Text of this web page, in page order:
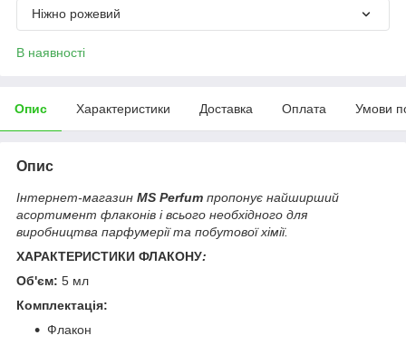
Ніжно рожевий
В наявності
Опис Характеристики Доставка Оплата Умови
Опис
Інтернет-магазин MS Perfum пропонує найширший
асортимент флаконів і всього необхідного для
виробництва парфумерії та побутової хімії.
ХАРАКТЕРИСТИКИ ФЛАКОНУ:
Об'єм: 5 мл
Комплектація:
Флакон